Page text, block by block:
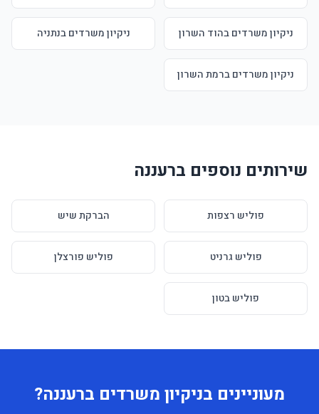
ניקיון משרדים בהוד השרון ניקיון משרדים בנתניה
ניקיון משרדים ברמת השרון
שירותים נוספים ברעננה
פוליש רצפות הברקת שיש
פוליש גרניט פוליש פורצלן
פוליש בטון
מעוניינים בניקיון משרדים ברעננה?